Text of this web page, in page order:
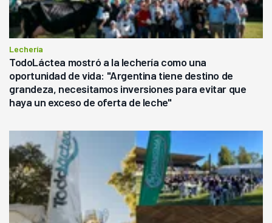
Lechería
TodoLáctea mostró a la lechería como una
oportunidad de vida: "Argentina tiene destino de
grandeza, necesitamos inversiones para evitar que
haya un exceso de oferta de leche"